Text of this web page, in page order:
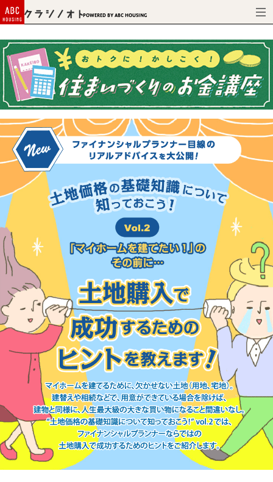
Powered by ABC HOUSING